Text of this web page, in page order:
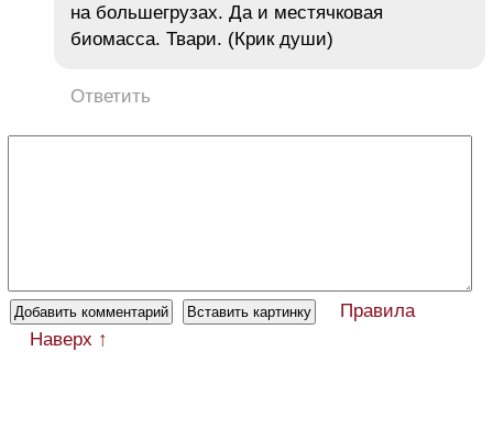
на большегрузах. Да и местячковая
биомасса. Твари. (Крик души)
Ответить
Правила
Наверх ↑